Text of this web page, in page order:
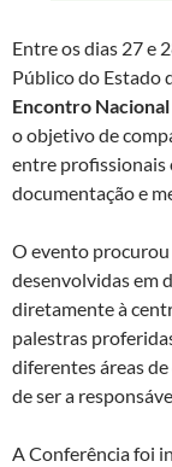
Entre os dias 27 e
Público do Estado
Encontro
o objetivo de
entre profissionais
documentação e
O evento
desenvolvidas em
diretamente à
palestras
diferentes áreas
de ser a
A Conferência foi